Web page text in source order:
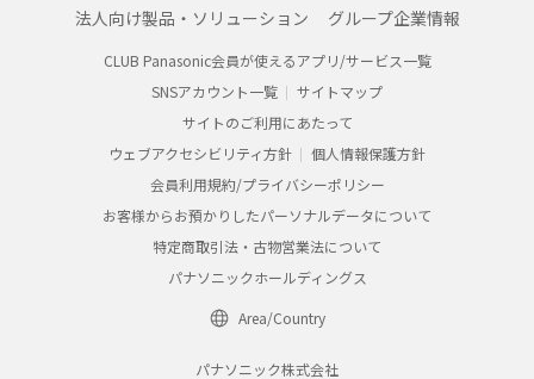
法人向け製品・ソリューション グループ企業情報
CLUB Panasonic会員が使えるアプリ/サービス一覧
SNSアカウント一覧
サイトマップ
サイトのご利用にあたって
ウェブアクセシビリティ方針
個人情報保護方針
会員利用規約/プライバシーポリシー
お客様からお預かりしたパーソナルデータについて
特定商取引法・古物営業法について
パナソニックホールディングス
Area/Country
パナソニック株式会社